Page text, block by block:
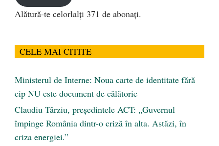
Alătură-te celorlalți 371 de abonați.
CELE MAI CITITE
Ministerul de Interne: Noua carte de identitate fără
cip NU este document de călătorie
Claudiu Târziu, președintele ACT: „Guvernul
împinge România dintr-o criză în alta. Astăzi, în
criza energiei.”